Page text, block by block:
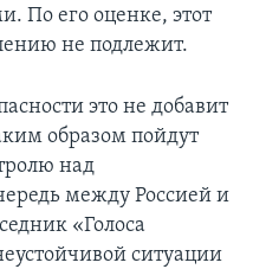
По его оценке, этот
не подлежит.
это не добавит
образом пойдут
над
между Россией и
«Голоса
ситуации